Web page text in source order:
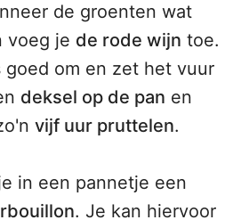
de groenten wat
voeg je de rode wijn toe.
goed om en zet het vuur
deksel op de pan en
vijf uur pruttelen.
in een pannetje een
. Je kan hiervoor